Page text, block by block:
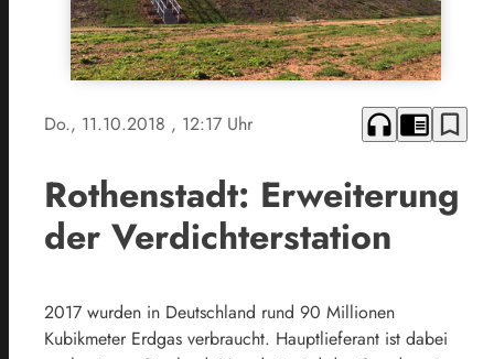
Do., 11.10.2018 , 12:17 Uhr headphones chrome_reader_mode bookmark_border
Rothenstadt: Erweiterung
der Verdichterstation
2017 wurden in Deutschland rund 90 Millionen
Kubikmeter Erdgas verbraucht. Hauptlieferant ist dabei